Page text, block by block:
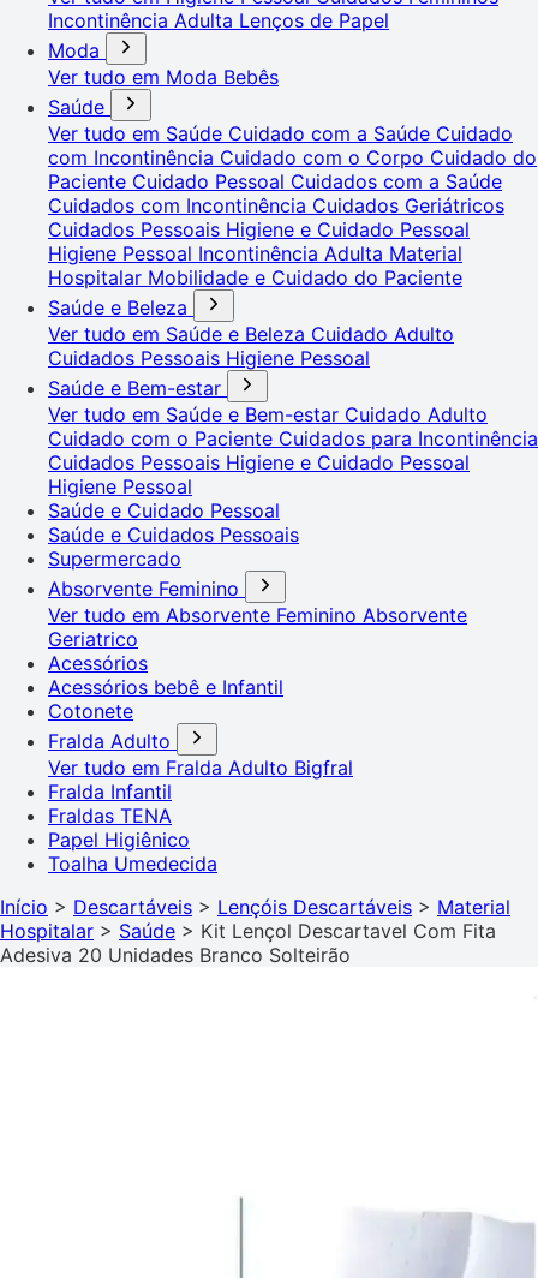
Incontinência Adulta Lenços de Papel
Moda
Ver tudo em Moda Bebês
Saúde
Ver tudo em Saúde Cuidado com a Saúde Cuidado
com Incontinência Cuidado com o Corpo Cuidado do
Paciente Cuidado Pessoal Cuidados com a Saúde
Cuidados com Incontinência Cuidados Geriátricos
Cuidados Pessoais Higiene e Cuidado Pessoal
Higiene Pessoal Incontinência Adulta Material
Hospitalar Mobilidade e Cuidado do Paciente
Saúde e Beleza
Ver tudo em Saúde e Beleza Cuidado Adulto
Cuidados Pessoais Higiene Pessoal
Saúde e Bem-estar
Ver tudo em Saúde e Bem-estar Cuidado Adulto
Cuidado com o Paciente Cuidados para Incontinência
Cuidados Pessoais Higiene e Cuidado Pessoal
Higiene Pessoal
Saúde e Cuidado Pessoal
Saúde e Cuidados Pessoais
Supermercado
Absorvente Feminino
Ver tudo em Absorvente Feminino Absorvente
Geriatrico
Acessórios
Acessórios bebê e Infantil
Cotonete
Fralda Adulto
Ver tudo em Fralda Adulto Bigfral
Fralda Infantil
Fraldas TENA
Papel Higiênico
Toalha Umedecida
Início > Descartáveis > Lençóis Descartáveis > Material
Hospitalar > Saúde > Kit Lençol Descartavel Com Fita
Adesiva 20 Unidades Branco Solteirão